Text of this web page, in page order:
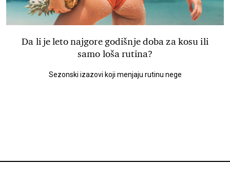
Da li je leto najgore godišnje doba za kosu ili
samo loša rutina?
Sezonski izazovi koji menjaju rutinu nege